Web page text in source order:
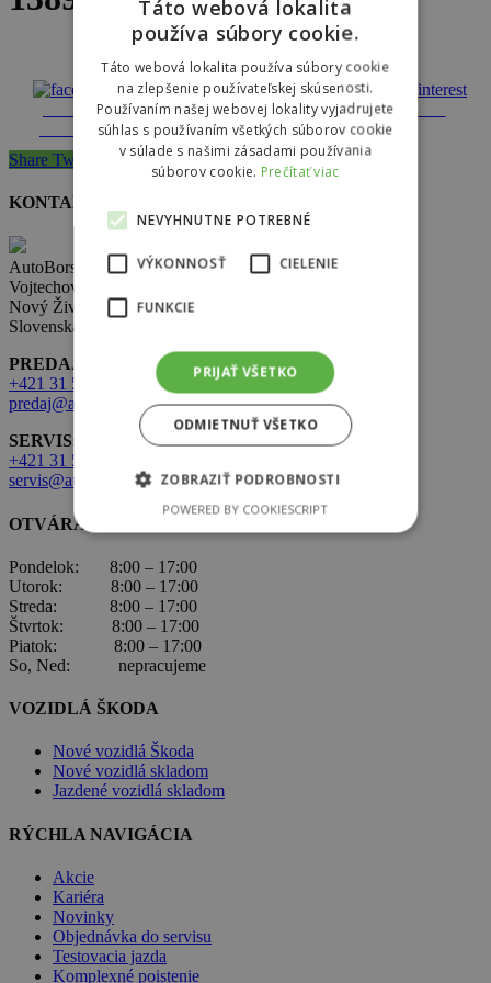
Share on
Facebook
Tweet Follow us
Share Tweet Share Pin
KONTAKT
AutoBors s.r.o.
Vojtechovce 321,
Nový Život 930 38
Slovenská republika
PREDAJ:
+421 31 569 2 502
predaj@autobors.sk
SERVIS:
+421 31 569 1 080
servis@autobors.sk
OTVÁRACIE HODINY
Pondelok: 8:00 – 17:00
Utorok: 8:00 – 17:00
Streda: 8:00 – 17:00
Štvrtok: 8:00 – 17:00
Piatok: 8:00 – 17:00
So, Ned: nepracujeme
VOZIDLÁ ŠKODA
Nové vozidlá Škoda
Nové vozidlá skladom
Jazdené vozidlá skladom
RÝCHLA NAVIGÁCIA
Akcie
Kariéra
Novinky
Objednávka do servisu
Testovacia jazda
Komplexné poistenie
Táto webová lokalita
používa súbory cookie.
Táto webová lokalita používa súbory cookie
na zlepšenie používateľskej skúsenosti.
Používaním našej webovej lokality vyjadrujete
súhlas s používaním všetkých súborov cookie
v súlade s našimi zásadami používania
súborov cookie. Prečítať viac
NEVYHNUTNE POTREBNÉ
VÝKONNOSŤ CIELENIE
FUNKCIE
PRIJAŤ VŠETKO
ODMIETNUŤ VŠETKO
ZOBRAZIŤ PODROBNOSTI
POWERED BY COOKIESCRIPT